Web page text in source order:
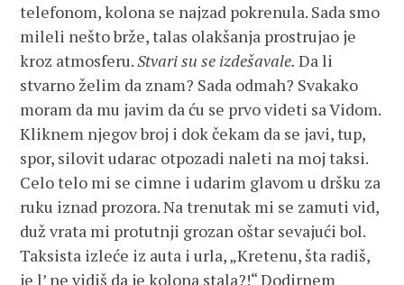
telefonom, kolona se najzad pokrenula. Sada smo
mileli nešto brže, talas olakšanja prostrujao je
kroz atmosferu.Stvari su se izdešavale.Da li
stvarno želim da znam? Sada odmah? Svakako
moram da mu javim da ću se prvo videti sa Vidom.
Kliknem njegov broj i dok čekam da se javi, tup,
spor, silovit udarac otpozadi naleti na moj taksi.
Celo telo mi se cimne i udarim glavom u dršku za
ruku iznad prozora. Na trenutak mi se zamuti vid,
duž vrata mi protutnji grozan oštar sevajući bol.
Taksista izleće iz auta i urla, „Kretenu, šta radiš,
je l’ ne vidiš da je kolona stala?!“ Dodirnem